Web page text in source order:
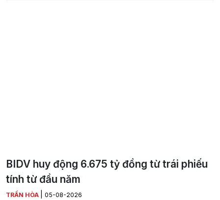
BIDV huy động 6.675 tỷ đồng từ trái phiếu
tính từ đầu năm
TRẦN HÒA 05-08-2026